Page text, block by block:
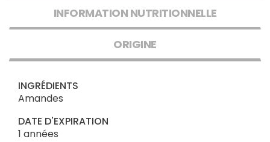
INFORMATION NUTRITIONNELLE
ORIGINE
INGRÉDIENTS
Amandes
DATE D'EXPIRATION
1 années